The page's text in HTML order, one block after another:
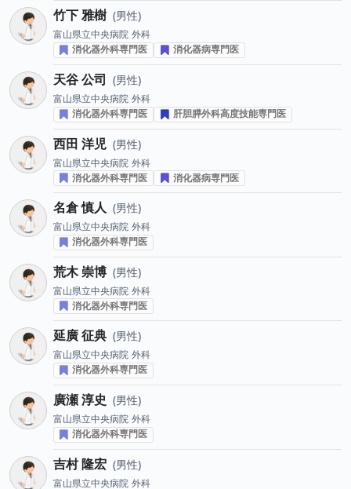
竹下 雅樹 男性
富山県立中央病院 外科
消化器外科専門医
消化器病専門医
天谷 公司 男性
富山県立中央病院 外科
消化器外科専門医
肝胆膵外科高度技能専門医
西田 洋児 男性
富山県立中央病院 外科
消化器外科専門医
消化器病専門医
名倉 慎人 男性
富山県立中央病院 外科
消化器外科専門医
荒木 崇博 男性
富山県立中央病院 外科
消化器外科専門医
延廣 征典 男性
富山県立中央病院 外科
消化器外科専門医
廣瀬 淳史 男性
富山県立中央病院 外科
消化器外科専門医
吉村 隆宏 男性
富山県立中央病院 外科